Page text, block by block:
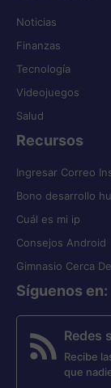
Noticias
Finanzas
Tecnología
Videojuegos
Salud
Recursos
Ingresar Correo
Bono desarrollo
Cuál es mi ip
Consejos Android
Gimnasio Cerca
Síguenos en:
Redes
Recibe
que